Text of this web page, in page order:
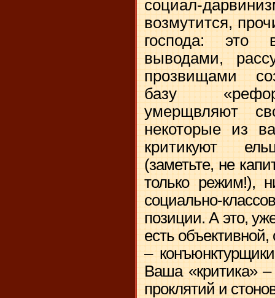
социал-
возмутится,
господа: это
выводами,
прозвищами
базу
умерщвляют
некоторые из
критикуют
(заметьте, не
только режим!),
социально-
позиции. А это,
есть
–
Ваша «критика»
проклятий и